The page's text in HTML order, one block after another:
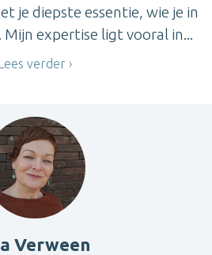
je diepste essentie, wie je in
expertise ligt vooral in...
verder
Verween